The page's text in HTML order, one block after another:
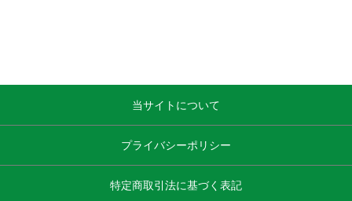
当サイトについて
プライバシーポリシー
特定商取引法に基づく表記